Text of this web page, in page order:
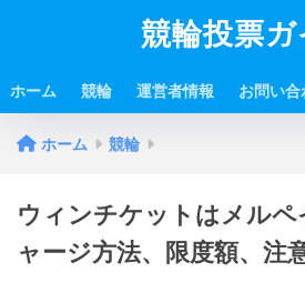
競輪投票ガ
ホーム 競輪 運営者情報 お問い合
ホーム 競輪
ウィンチケットはメルペ
ャージ方法、限度額、注